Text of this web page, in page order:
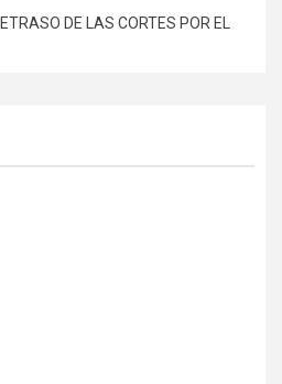
DE LAS CORTES POR EL